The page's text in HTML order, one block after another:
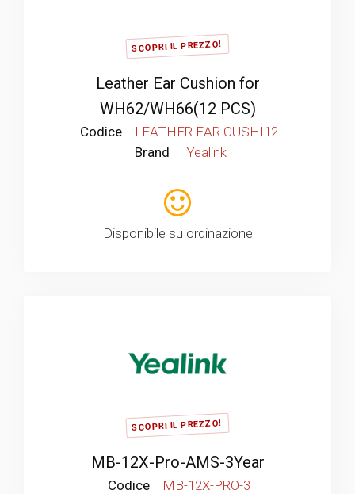
SCOPRI IL PREZZO!
Leather Ear Cushion for
WH62/WH66(12 PCS)
Codice
LEATHER EAR CUSHI12
Brand
Yealink
Disponibile su ordinazione
SCOPRI IL PREZZO!
MB-12X-Pro-AMS-3Year
Codice
MB-12X-PRO-3